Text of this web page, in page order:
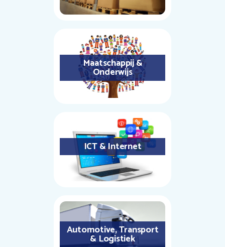
Maatschappij &
Onderwijs
ICT & Internet
Automotive, Transport
& Logistiek